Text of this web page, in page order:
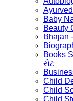
Baby
Beauty
Books
સેટ
Child
Child
Child